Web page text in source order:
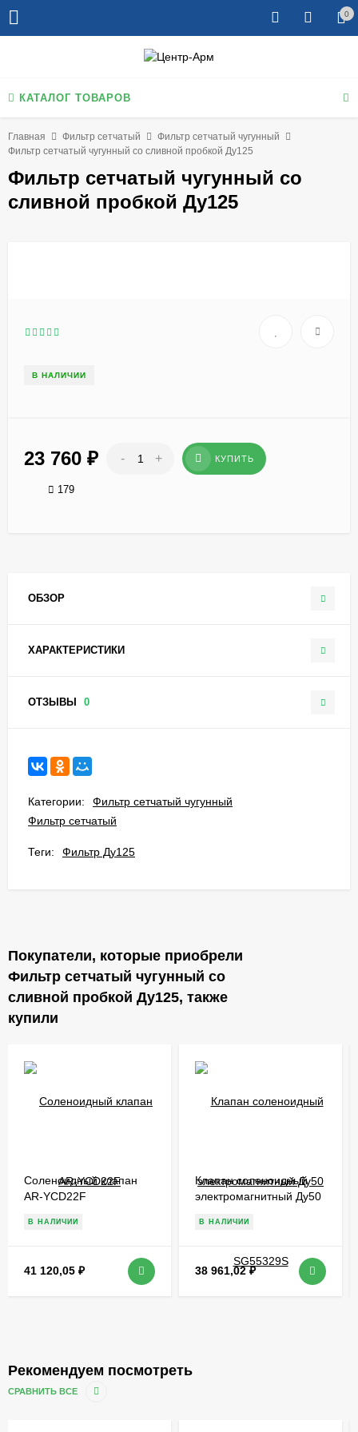
0
КАТАЛОГ ТОВАРОВ
Главная Фильтр сетчатый
Фильтр сетчатый чугунный
Фильтр сетчатый чугунный со сливной пробкой Ду125
Фильтр сетчатый чугунный со
сливной пробкой Ду125
В НАЛИЧИИ
23 760 ₽ - + КУПИТЬ
179
ОБЗОР
ХАРАКТЕРИСТИКИ
ОТЗЫВЫ 0
Категории:
Фильтр сетчатый чугунный
Фильтр сетчатый
Теги: Фильтр Ду125
Покупатели, которые приобрели
Фильтр сетчатый чугунный со
сливной пробкой Ду125, также
купили
Соленоидный клапан
AR-YCD22F
В НАЛИЧИИ
41 120,05 ₽
Клапан соленоидный
электромагнитный Ду50
В НАЛИЧИИ
38 961,02₽
Рекомендуем посмотреть
СРАВНИТЬ ВСЕ